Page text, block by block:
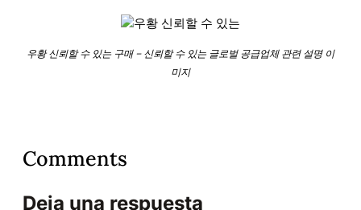
우황 신뢰할 수 있는 구매 – 신뢰할 수 있는 글로벌 공급업체 관련 설명 이
미지
Comments
Deja una respuesta